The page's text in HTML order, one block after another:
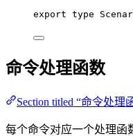
export type
命令处理函数
Section titled “命令处理
每个命令对应一个处理函